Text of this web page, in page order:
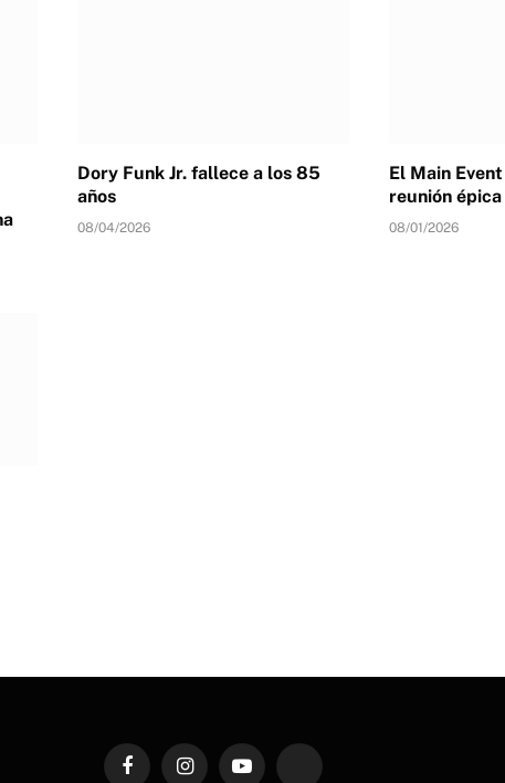
Dory Funk Jr. fallece a los 85
años
08/04/2026
El Main
reunión
08/01/2026
FacebookInstagramYouTube TikTok